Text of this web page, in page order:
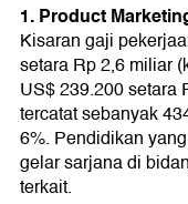
1. Product
Kisaran gaji
setara Rp 2,6 miliar
US$ 239.200 setara
tercatat sebanyak
6%. Pendidikan
gelar sarjana di
terkait.